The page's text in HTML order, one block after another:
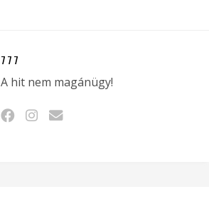
777
A hit nem magánügy!